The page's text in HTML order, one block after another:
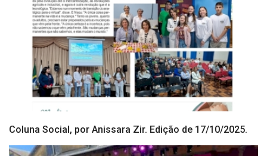
Coluna Social, por Anissara Zir. Edição de 17/10/2025.